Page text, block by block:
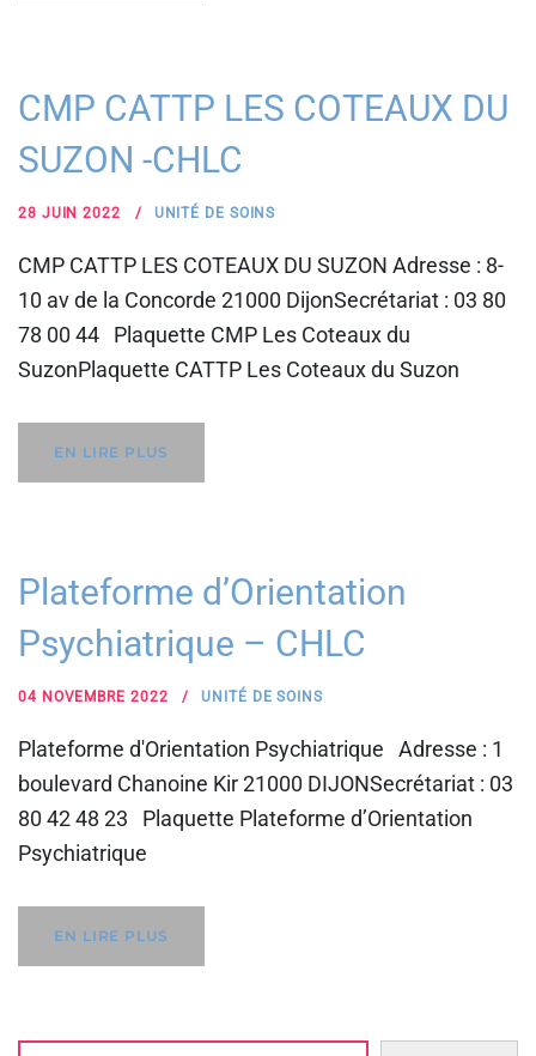
CMP CATTP LES COTEAUX DU
SUZON -CHLC
28 JUIN 2022 UNITÉ DE SOINS
CMP CATTP LES COTEAUX DU SUZON Adresse : 8-
10 av de la Concorde 21000 DijonSecrétariat : 03 80
78 00 44 Plaquette CMP Les Coteaux du
SuzonPlaquette CATTP Les Coteaux du Suzon
EN LIRE PLUS
Plateforme d’Orientation
Psychiatrique – CHLC
04 NOVEMBRE 2022 UNITÉ DE SOINS
Plateforme d'Orientation Psychiatrique Adresse : 1
boulevard Chanoine Kir 21000 DIJONSecrétariat : 03
80 42 48 23 Plaquette Plateforme d’Orientation
Psychiatrique
EN LIRE PLUS